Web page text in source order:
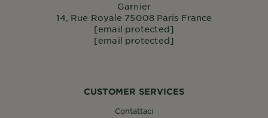
CUSTOMER SERVICES
Contattaci
Garnier
14, Rue Royale 75008 Paris France
[email protected]
[email protected]